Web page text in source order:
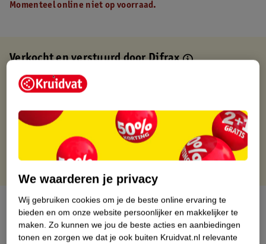
Momenteel online niet op voorraad.
Verkocht en verstuurd doorDifrax
Binnen 1 werkdag verstuurd
Gratis retourneren via verkooppartner.
Gratis punten met je Kruidvat kaart
Over dit product
Productinformatie
We waarderen je privacy
Wij gebruiken cookies om je de beste online ervaring te
bieden en om onze website persoonlijker en makkelijker te
maken. Zo kunnen we jou de beste acties en aanbiedingen
tonen en zorgen we dat je ook buiten Kruidvat.nl relevante